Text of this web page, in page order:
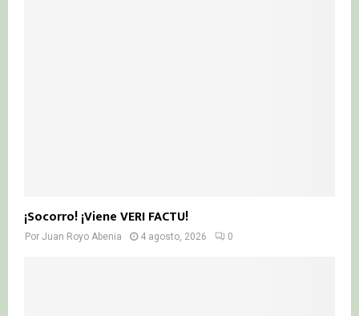
¡Socorro! ¡Viene VERI FACTU!
Por Juan Royo Abenia 4 agosto, 2026 0